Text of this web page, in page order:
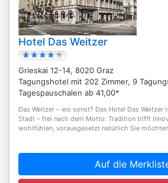
Hotel Das Weitzer
Grieskai 12-14, 8020 Graz
Tagungshotel mit 202 Zimmer, 9
Tagespauschalen ab 41,00*
Das Weitzer – wo sonst? Das Hotel Das Weitzer
Stadt – frei nach dem Motto: Tradition trifft
wohlfühlen, vorausgesetzt natürlich Sie
Auf die